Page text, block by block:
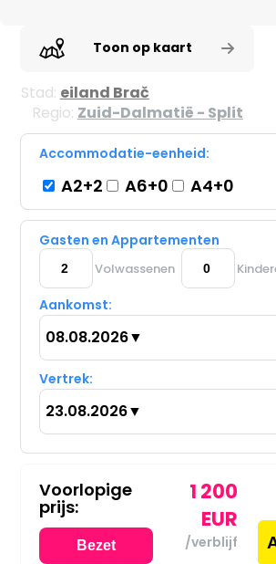
Toon op kaart
Stad: eiland Brač
Regio: Zuid-Dalmatië - Split
Accommodatie-eenheid:
A2+2 A6+0 A4+0
Gasten en Appartementen
Volwassenen
Aankomst:
08.08.2026▼
Vertrek:
23.08.2026▼
Voorlopige
prijs:
Bezet
1 200
EUR
/verblijf